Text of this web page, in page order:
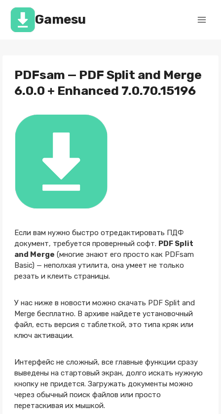
Перейти
содержимомуGamesu
PDFsam — PDF Split and Merge
6.0.0 + Enhanced 7.0.70.15196
Если вам нужно быстро отредактировать ПДФ
документ, требуется провернный софт. PDF Split
and Merge (многие знают его просто как PDFsam
Basic) — неполхая утилита, она умеет не только
резать и клеить страницы.
У нас ниже в новости можно скачать PDF Split and
Merge бесплатно. В архиве найдете установочный
файл, есть версия с таблеткой, это типа кряк или
ключ активации.
Интерфейс не сложный, все главные функции сразу
выведены на стартовый экран, долго искать нужную
кнопку не придется. Загружать документы можно
через обычный поиск файлов или просто
перетаскивая их мышкой.